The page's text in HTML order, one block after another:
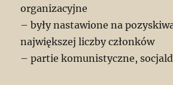
organizacyjne
– były nastawione na
największej liczby członków
– partie komunistyczne,